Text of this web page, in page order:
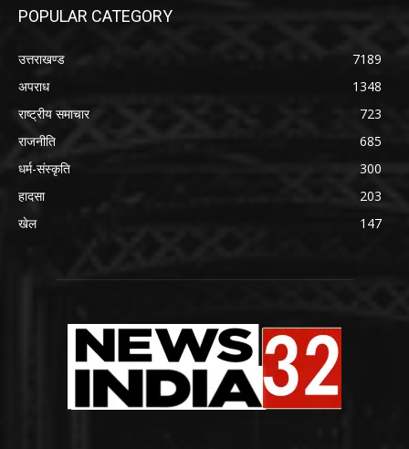
POPULAR CATEGORY
उत्तराखण्ड
7189
अपराध
1348
राष्ट्रीय समाचार
723
राजनीति
685
धर्म-संस्कृति
300
हादसा
203
खेल
147